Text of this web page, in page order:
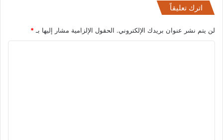
اترك تعليقاً
لن يتم نشر عنوان بريدك الإلكتروني. الحقول الإلزامية مشار إليها بـ*